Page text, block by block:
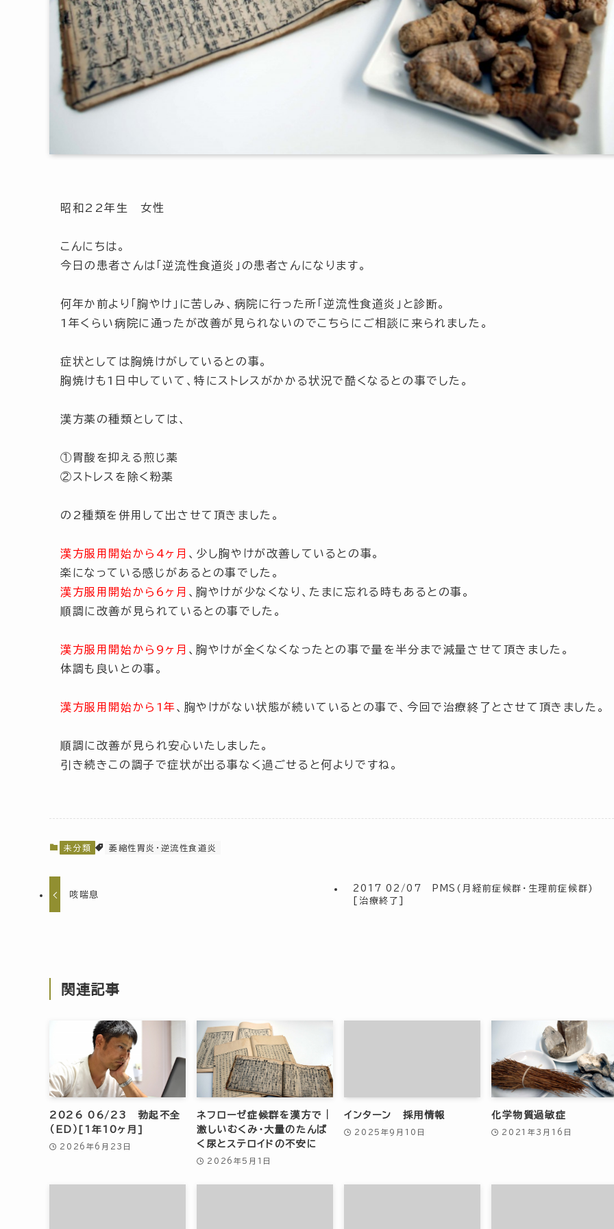
昭和22年生 女性
こんにちは。
今日の患者さんは「逆流性食道炎」の患者さんになります。
何年か前より 「胸やけ」 に苦しみ、病院に行った所 「逆流性食道炎」 と診断。
1年くらい病院に通ったが改善が見られないのでこちらにご相談に来られました。
症状としては 胸焼けがしているとの事。
胸焼けも1日中していて、特に ストレスがかかる状況で酷くなるとの事でした。
漢方薬の種類としては、
①胃酸を抑える煎じ薬
②ストレスを除く粉薬
の2種類を併用して出させて頂きました。
漢方服用開始から4ヶ月 、少し胸やけが改善しているとの事。
楽になっている感じがあるとの事でした。
漢方服用開始から6ヶ月 、胸やけが少なくなり、たまに忘れる時もあるとの事。
順調に改善が見られているとの事でした。
漢方服用開始から9ヶ月 、胸やけが全くなくなったとの事で量を半分まで減量 させて頂きました。
体調も良いとの事。
漢方服用開始から1年、胸やけがない状態が続いているとの事で、今回で治療終了とさせて頂きました。
順調に改善が見られ安心いたしました。
引き続きこの調子で症状が出る事なく過ごせると何よりですね。
未分類 萎縮性胃炎・逆流性食道炎
咳喘息
2017 02/07 PMS(月経前症候群・生理前症候群)
[治療終了]
関連記事
2026 06/23 勃起不全
（ED）[1年10ヶ月]
2026年6月23日
ネフローゼ症候群を漢方で｜
激しいむくみ・大量のたんぱ
く尿とステロイドの不安に
2026年5月1日
インターン 採用情報
2025年9月10日
化学物質過敏症
2021年3月16日